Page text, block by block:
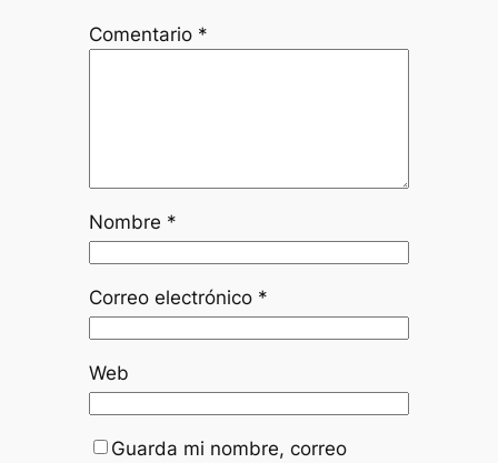
Comentario *
Nombre *
Correo electrónico *
Web
Guarda mi nombre, correo